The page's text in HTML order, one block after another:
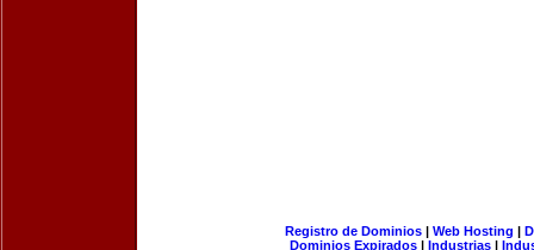
Registro de Dominios| Web Hosting |
Dominios Expirados | Industrias |